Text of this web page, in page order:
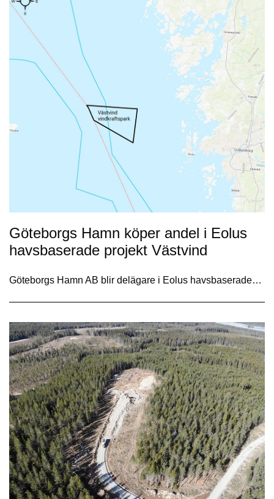
Göteborgs Hamn köper andel i Eolus
havsbaserade projekt Västvind
Göteborgs Hamn AB blir delägare i Eolus havsbaserade…